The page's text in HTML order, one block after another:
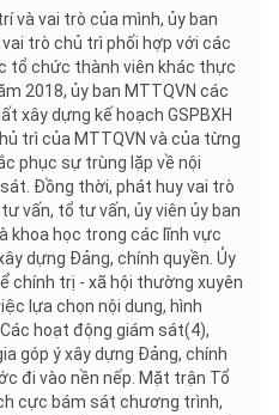
và vai trò của mình, ủy ban
trò chủ trì phối hợp với các
tổ chức thành viên khác thực
2018, ủy ban MTTQVN các
xây dựng kế hoạch GSPBXH
trì của MTTQVN và của từng
phục sự trùng lặp về nội
Đồng thời, phát huy vai trò
vấn, tổ tư vấn, ủy viên ủy ban
khoa học trong các lĩnh vực
dựng Đảng, chính quyền. Ủy
chính trị - xã hội thường xuyên
lựa chọn nội dung, hình
hoạt động giám sát(4),
góp ý xây dựng Đảng, chính
đi vào nền nếp. Mặt trận Tổ
cực bám sát chương trình,